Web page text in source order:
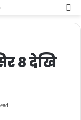
८ देखि